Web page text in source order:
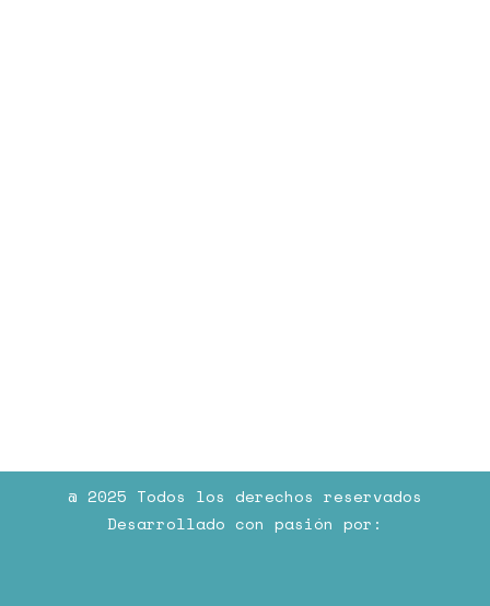
@ 2025 Todos los derechos reservados
Desarrollado con pasión por: